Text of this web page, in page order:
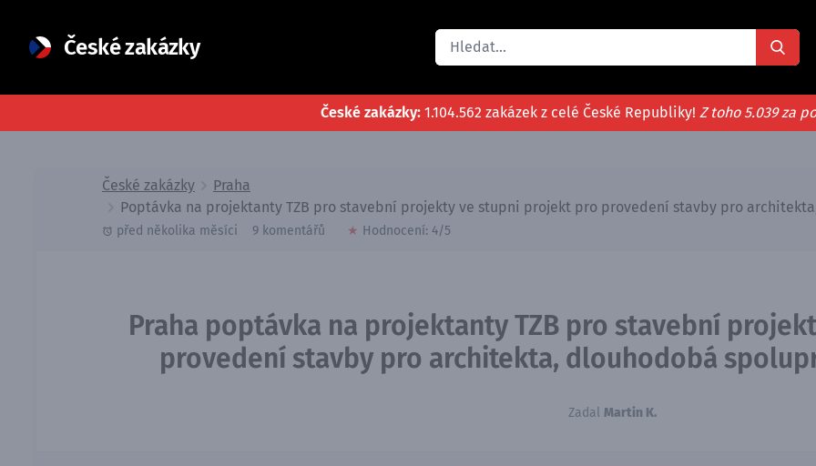
České zakázky
České zakázky: 1.104.562 zakázek z celé České Republiky! Z toho 5.039 za
České zakázky
Praha
Poptávka na projektanty TZB pro stavební projekty ve stupni projekt pro provedení stavby pro
před několika měsíci 9 komentářů ★ Hodnocení: 4/5
Praha poptávka na projektanty TZB pro stavební
provedení stavby pro architekta, dlouhodobá
Zadal Martin K.